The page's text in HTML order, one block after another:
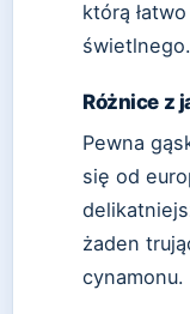
którą
Różnice z
Pewna
się od
żaden
cynamonu.